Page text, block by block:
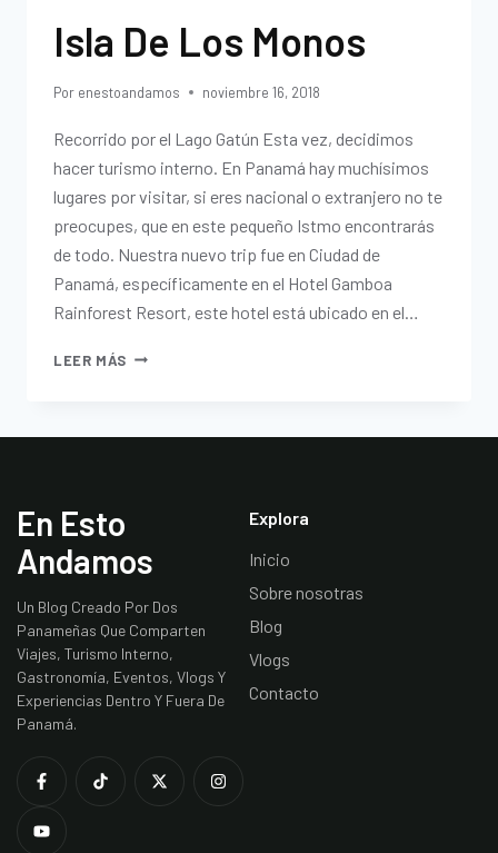
Isla De Los Monos
Por enestoandamos noviembre 16, 2018
Recorrido por el Lago Gatún Esta vez, decidimos
hacer turismo interno. En Panamá hay muchísimos
lugares por visitar, si eres nacional o extranjero no te
preocupes, que en este pequeño Istmo encontrarás
de todo. Nuestra nuevo trip fue en Ciudad de
Panamá, específicamente en el Hotel Gamboa
Rainforest Resort, este hotel está ubicado en el…
LEER MÁS
En Esto
Andamos
Un Blog Creado Por Dos
Panameñas Que Comparten
Viajes, Turismo Interno,
Gastronomía, Eventos, Vlogs Y
Experiencias Dentro Y Fuera De
Panamá.
Explora
Inicio
Sobre nosotras
Blog
Vlogs
Contacto